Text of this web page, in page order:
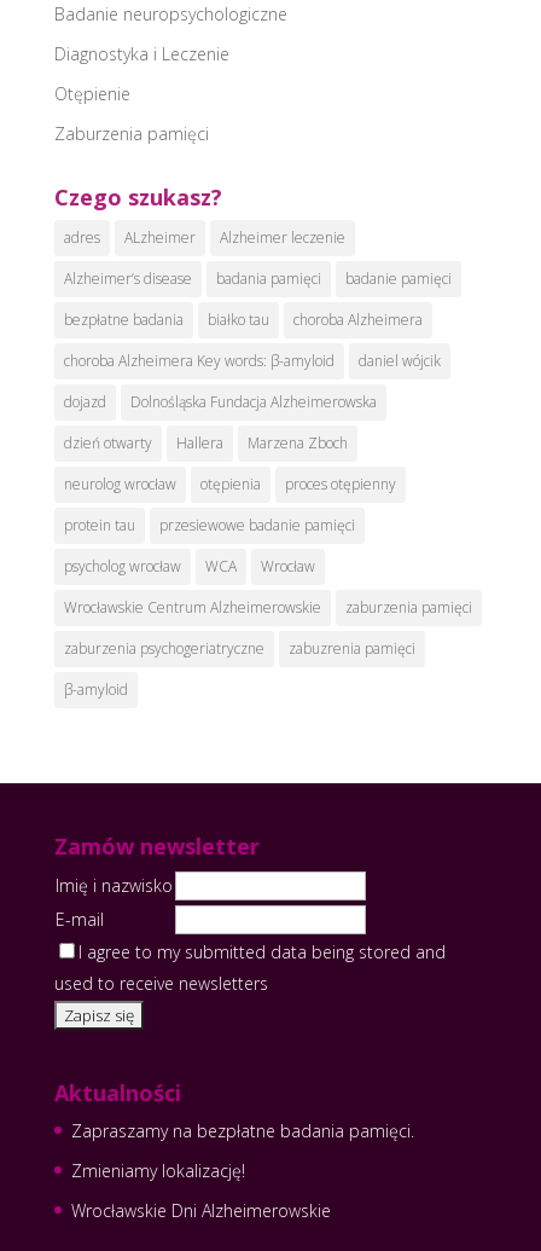
Badanie neuropsychologiczne
Diagnostyka i Leczenie
Otępienie
Zaburzenia pamięci
Czego szukasz?
adres ALzheimer
Alzheimer leczenie
Alzheimer’s disease
badania pamięci
badanie pamięci
bezpłatne badania
białko tau
choroba Alzheimera
choroba Alzheimera Key words: β-amyloid
daniel wójcik
dojazd
Dolnośląska Fundacja Alzheimerowska
dzień otwarty
Hallera
Marzena Zboch
neurolog wrocław
otępienia
proces otępienny
protein tau
przesiewowe badanie pamięci
psycholog wrocław
WCA
Wrocław
Wrocławskie Centrum Alzheimerowskie
zaburzenia pamięci
zaburzenia psychogeriatryczne
zabuzrenia pamięci
β-amyloid
Zamów newsletter
Imię i nazwisko
E-mail
I agree to my submitted data being stored and
used to receive newsletters
Aktualności
Zapraszamy na bezpłatne badania pamięci.
Zmieniamy lokalizację!
Wrocławskie Dni Alzheimerowskie